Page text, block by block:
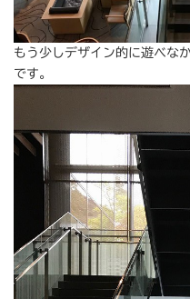
もう少しデザイン的に遊べな
です。